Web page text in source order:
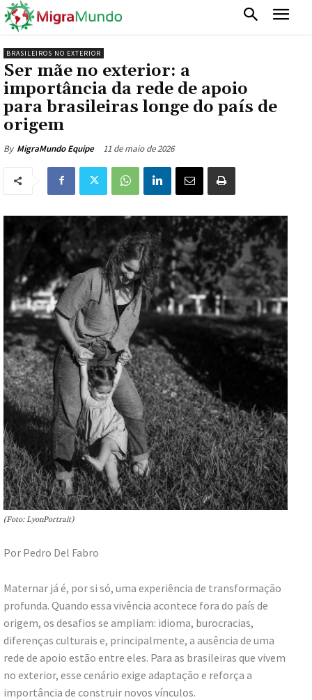
BRASILEIROS NO EXTERIOR
Ser mãe no exterior: a
importância da rede de apoio
para brasileiras longe do país de
origem
By MigraMundo Equipe 11 de maio de 2026
(Foto: LyonPortrait)
Por Pedro Del Fabro
Maternar já é, por si só, uma experiência de transformação
profunda. Quando essa vivência acontece fora do país de
origem, os desafios se ampliam: idioma, burocracias,
diferenças culturais e, principalmente, a ausência de uma
rede de apoio estão entre eles. Para as brasileiras que vivem
no exterior, esse cenário exige adaptação e reforça a
importância de construir novos vínculos.